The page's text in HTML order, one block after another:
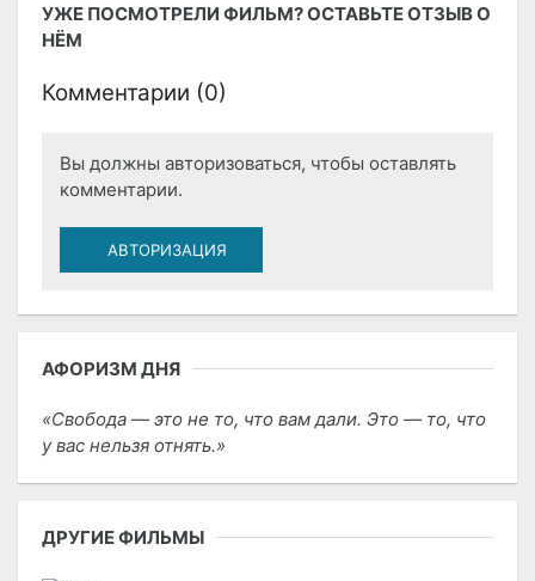
УЖЕ ПОСМОТРЕЛИ ФИЛЬМ? ОСТАВЬТЕ ОТЗЫВ О
НЁМ
Комментарии (0)
Вы должны авторизоваться, чтобы оставлять
комментарии.
АВТОРИЗАЦИЯ
АФОРИЗМ ДНЯ
Свобода — это не то, что вам дали. Это — то, что
у вас нельзя отнять.
ДРУГИЕ ФИЛЬМЫ